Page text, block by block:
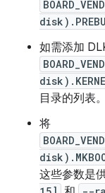
如需添加
目录的列表。
将
这些参数是